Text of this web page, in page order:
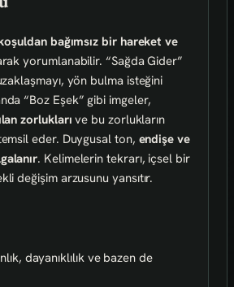
bağımsız bir hareket ve
yorumlanabilir. “Sağda Gider”
yön bulma isteğini
“Boz Eşek” gibi imgeler,
zorlukları ve bu zorlukların
eder. Duygusal ton, endişe ve
. Kelimelerin tekrarı, içsel bir
değişim arzusunu yansıtır.
dayanıklılık ve bazen de